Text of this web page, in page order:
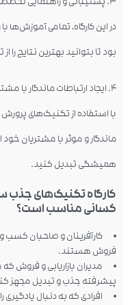
۳. پشتیبانی و راهنمایی تخصصی:
در این کارگاه، تمامی
بود تا بتوانید بهترین نتایج
۴. ایجاد ارتباطات ماندگار با مشتریان:
با استفاده از تکنیک‌های
ماندگار و موثر با مشتریان خود
همیشگی تبدیل کنید.
کارگاه تکنیک‌های جذب
کسانی مناسب است؟
کارآفرینان و صاحبان کسب
فروش هستند.
مدیران بازاریابی و فروش
پیشرفته جذب و تبدیل مجهز
افرادی که به دنبال